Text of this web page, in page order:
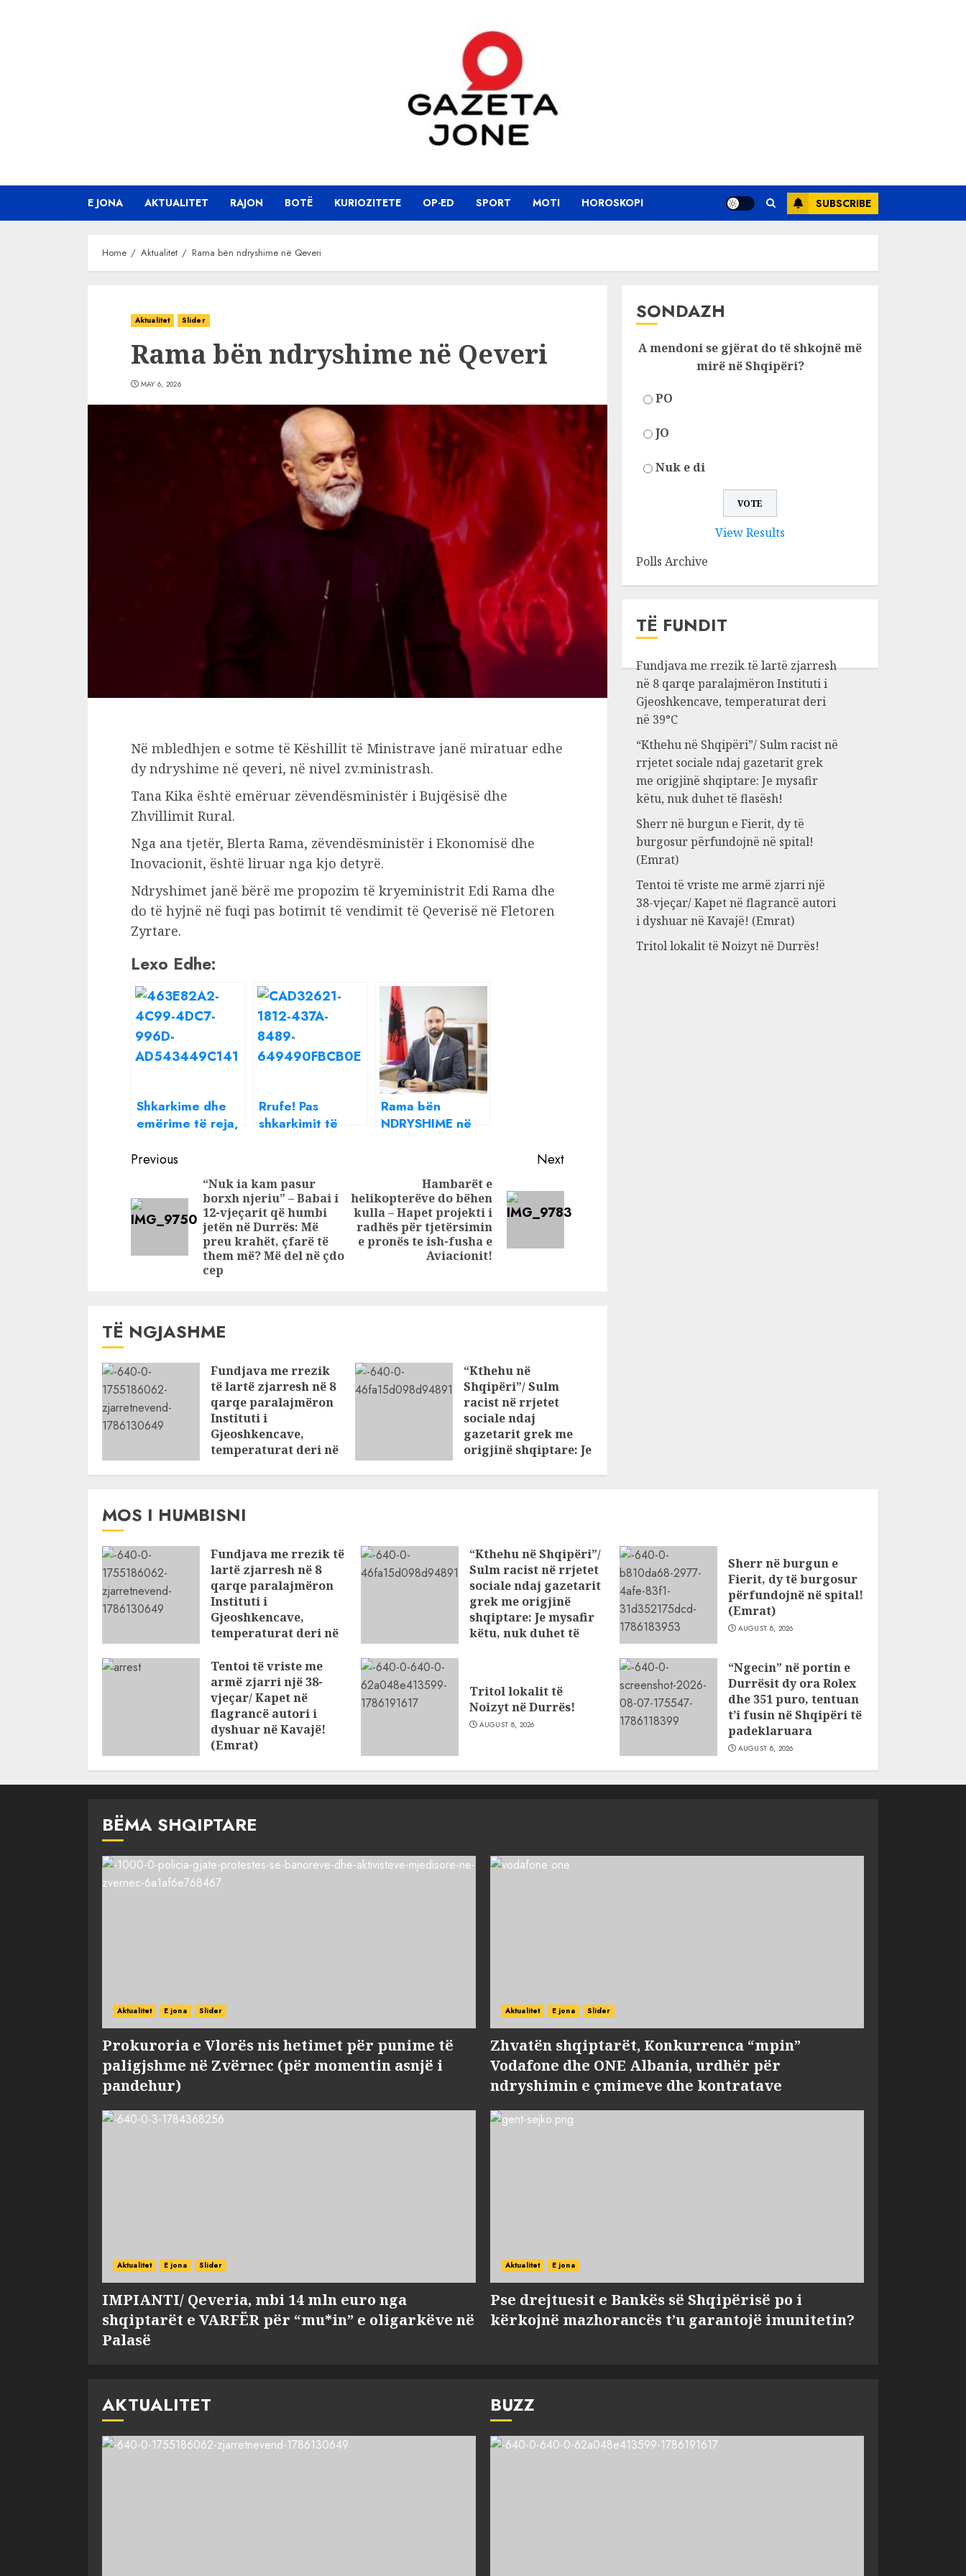
E JONA AKTUALITET RAJON BOTË KURIOZITETE OP-ED SPORT MOTI HOROSKOPI SUBSCRIBE
Home Aktualitet Rama bën ndryshime në Qeveri
Aktualitet Slider
Rama bën ndryshime në Qeveri
MAY 6, 2026
Në mbledhjen e sotme të Këshillit të Ministrave janë miratuar edhe
dy ndryshime në qeveri, në nivel zv.ministrash.
Tana Kika është emëruar zëvendësministër i Bujqësisë dhe
Zhvillimit Rural.
Nga ana tjetër, Blerta Rama, zëvendësministër i Ekonomisë dhe
Inovacionit, është liruar nga kjo detyrë.
Ndryshimet janë bërë me propozim të kryeministrit Edi Rama dhe
do të hyjnë në fuqi pas botimit të vendimit të Qeverisë në Fletoren
Zyrtare.
Lexo Edhe:
Shkarkime dhe
emërime të reja,
ndryshime në
Rrufe! Pas
shkarkimit të
Rama bën
NDRYSHIME në
zv.ministër i
Infrastrukturës
dhe Energjisë!
Continue
Reading
Previous
Previous
post:
“Nuk ia kam pasur
borxh njeriu” – Babai i
12-vjeçarit që humbi
jetën në Durrës: Më
preu krahët, çfarë të
them më? Më del në çdo
cep
Next
Next
post:
Hambarët e
helikopterëve do bëhen
kulla – Hapet projekti i
radhës për tjetërsimin
e pronës te ish-fusha e
Aviacionit!
TË NGJASHME
Fundjava me rrezik
të lartë zjarresh në 8
qarqe paralajmëron
Instituti i
Gjeoshkencave,
temperaturat deri në
“Kthehu në
Shqipëri”/ Sulm
racist në rrjetet
sociale ndaj
gazetarit grek me
origjinë shqiptare: Je
SONDAZH
A mendoni se gjërat do të shkojnë më
mirë në Shqipëri?
PO
JO
Nuk e di
View Results
Polls Archive
TË FUNDIT
Fundjava me rrezik të lartë zjarresh
në 8 qarqe paralajmëron Instituti i
Gjeoshkencave, temperaturat deri
në 39°C
“Kthehu në Shqipëri”/ Sulm racist në
rrjetet sociale ndaj gazetarit grek
me origjinë shqiptare: Je mysafir
këtu, nuk duhet të flasësh!
Sherr në burgun e Fierit, dy të
burgosur përfundojnë në spital!
(Emrat)
Tentoi të vriste me armë zjarri një
38-vjeçar/ Kapet në flagrancë autori
i dyshuar në Kavajë! (Emrat)
Tritol lokalit të Noizyt në Durrës!
MOS I HUMBISNI
Fundjava me rrezik të
lartë zjarresh në 8
qarqe paralajmëron
Instituti i
Gjeoshkencave,
temperaturat deri në
AUGUST 8, 2026
“Kthehu në Shqipëri”/
Sulm racist në rrjetet
sociale ndaj gazetarit
grek me origjinë
shqiptare: Je mysafir
këtu, nuk duhet të
Sherr në burgun e
Fierit, dy të burgosur
përfundojnë në spital!
(Emrat)
AUGUST 8, 2026
Tentoi të vriste me
armë zjarri një 38-
vjeçar/ Kapet në
flagrancë autori i
dyshuar në Kavajë!
(Emrat)
Tritol lokalit të
Noizyt në Durrës!
AUGUST 8, 2026
“Ngecin” në portin e
Durrësit dy ora Rolex
dhe 351 puro, tentuan
t’i fusin në Shqipëri të
padeklaruara
AUGUST 8, 2026
BËMA SHQIPTARE
Aktualitet E jona Slider
Prokuroria e Vlorës nis hetimet për punime të
paligjshme në Zvërnec (për momentin asnjë i
pandehur)
Aktualitet E jona Slider
Zhvatën shqiptarët, Konkurrenca “mpin”
Vodafone dhe ONE Albania, urdhër për
ndryshimin e çmimeve dhe kontratave
Aktualitet E jona Slider
IMPIANTI/ Qeveria, mbi 14 mln euro nga
shqiptarët e VARFËR për “mu*in” e oligarkëve në
Palasë
Aktualitet E jona
Pse drejtuesit e Bankës së Shqipërisë po i
kërkojnë mazhorancës t’u garantojë imunitetin?
AKTUALITET BUZZ